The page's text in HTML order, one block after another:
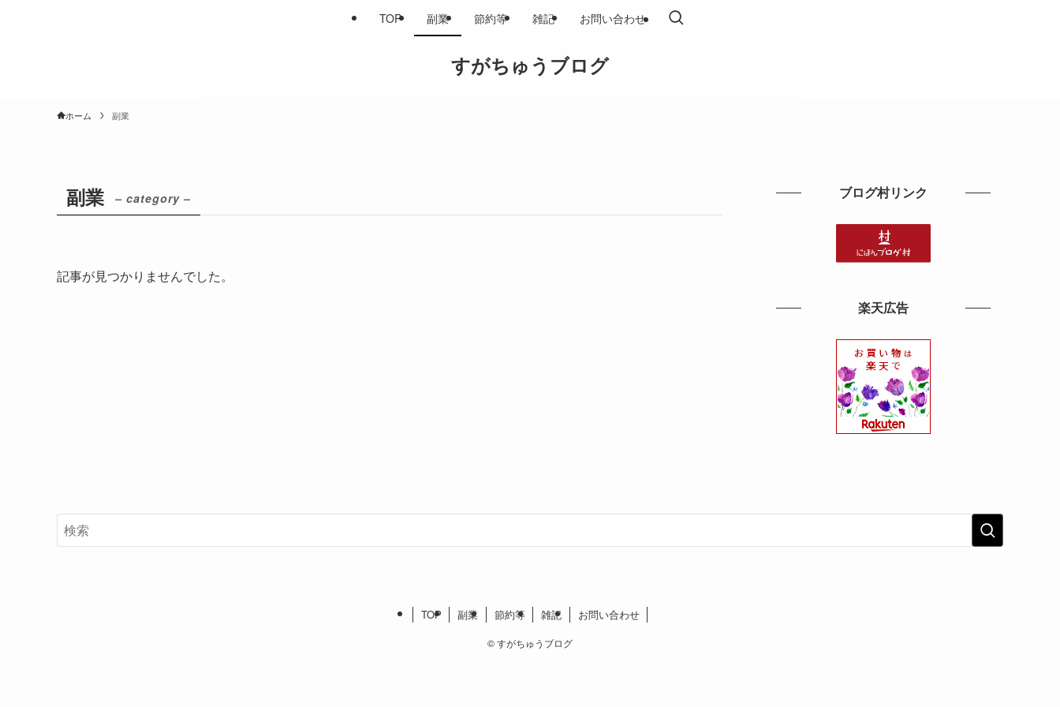
すがちゅうブログ
TOP 副業 節約等 雑記 お問い合わせ
ホーム 副業
副業 – category –
記事が見つかりませんでした。
ブログ村リンク
楽天広告
TOP 副業 節約等 雑記 お問い合わせ
©すがちゅうブログ